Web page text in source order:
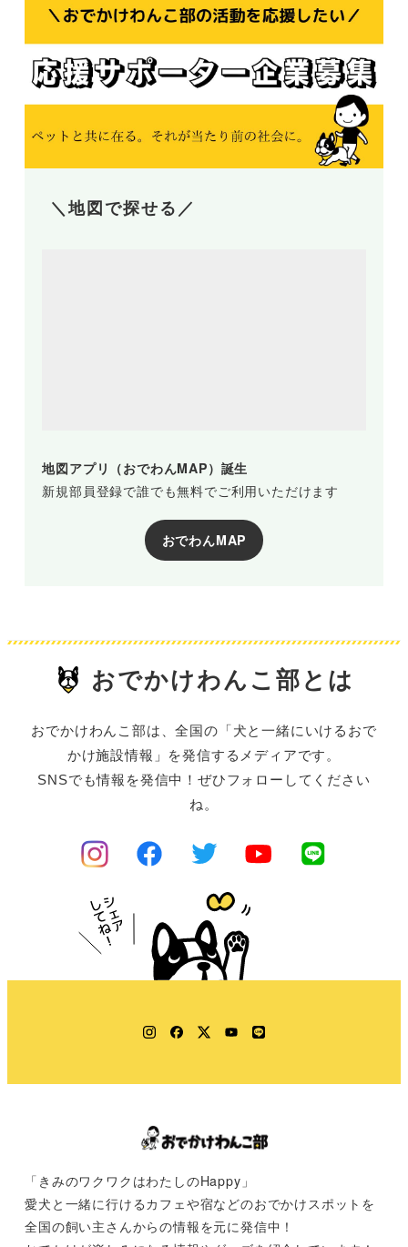
＼地図で探せる／
地図アプリ（おでわんMAP）誕生
新規部員登録で誰でも無料でご利用いただけます
おでわんMAP
おでかけわんこ部とは
おでかけわんこ部は、全国の「犬と一緒にいけるおで
かけ施設情報」を発信するメディアです。
SNSでも情報を発信中！ぜひフォローしてください
ね。
Instagram
Facebook
TwitterYouTube
LINE
「きみのワクワクはわたしのHappy」
愛犬と一緒に行けるカフェや宿などのおでかけスポットを
全国の飼い主さんからの情報を元に発信中！